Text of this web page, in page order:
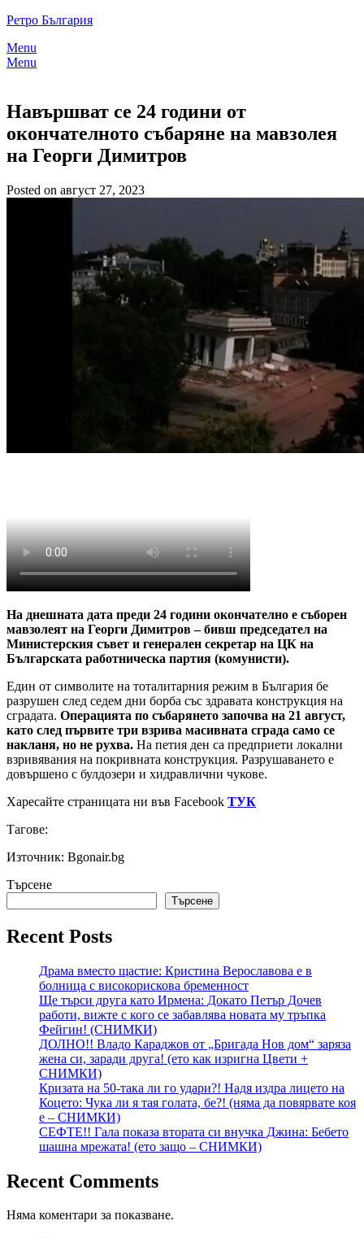
Skip
content
Ретро България
Menu
Menu
Навършват се 24 години от
окончателното събаряне на мавзолея
на Георги Димитров
Posted on август 27, 2023
На днешната дата преди 24 години окончателно е съборен
мавзолеят на Георги Димитров – бивш председател на
Министерския съвет и генерален секретар на ЦК на
Българската работническа партия (комунисти).
Един от символите на тоталитарния режим в България бе
разрушен след седем дни борба със здравата конструкция на
сградата. Операцията по събарянето започва на 21 август,
като след първите три взрива масивната сграда само се
накланя, но не рухва. На петия ден са предприети локални
взривявания на покривната конструкция. Разрушаването е
довършено с булдозери и хидравлични чукове.
Харесайте страницата ни във Facebook ТУК
Тагове:
Източник: Bgonair.bg
Търсене
Търсене
Recent Posts
Драма вместо щастие: Кристина Верославова е в
болница с високорискова бременност
Ще търси друга като Ирмена: Докато Петър Дочев
работи, вижте с кого се забавлява новата му тръпка
Фейгин! (СНИМКИ)
ДОЛНО!! Владо Караджов от „Бригада Нов дом“ заряза
жена си, заради друга! (ето как изригна Цвети +
СНИМКИ)
Кризата на 50-така ли го удари?! Надя издра лицето на
Коцето: Чука ли я тая голата, бе?! (няма да повярвате коя
е – СНИМКИ)
СЕФТЕ!! Гала показа втората си внучка Джина: Бебето
шашна мрежата! (ето защо – СНИМКИ)
Recent Comments
Няма коментари за показване.